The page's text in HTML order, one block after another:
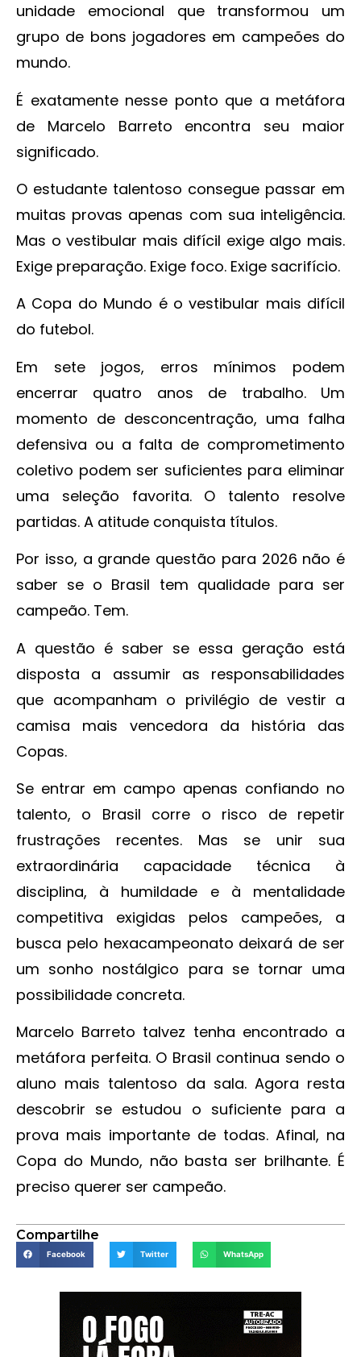
unidade emocional que transformou um
grupo de bons jogadores em campeões do
mundo.
É exatamente nesse ponto que a metáfora
de Marcelo Barreto encontra seu maior
significado.
O estudante talentoso consegue passar em
muitas provas apenas com sua inteligência.
Mas o vestibular mais difícil exige algo mais.
Exige preparação. Exige foco. Exige sacrifício.
A Copa do Mundo é o vestibular mais difícil
do futebol.
Em sete jogos, erros mínimos podem
encerrar quatro anos de trabalho. Um
momento de desconcentração, uma falha
defensiva ou a falta de comprometimento
coletivo podem ser suficientes para eliminar
uma seleção favorita. O talento resolve
partidas. A atitude conquista títulos.
Por isso, a grande questão para 2026 não é
saber se o Brasil tem qualidade para ser
campeão. Tem.
A questão é saber se essa geração está
disposta a assumir as responsabilidades
que acompanham o privilégio de vestir a
camisa mais vencedora da história das
Copas.
Se entrar em campo apenas confiando no
talento, o Brasil corre o risco de repetir
frustrações recentes. Mas se unir sua
extraordinária capacidade técnica à
disciplina, à humildade e à mentalidade
competitiva exigidas pelos campeões, a
busca pelo hexacampeonato deixará de ser
um sonho nostálgico para se tornar uma
possibilidade concreta.
Marcelo Barreto talvez tenha encontrado a
metáfora perfeita. O Brasil continua sendo o
aluno mais talentoso da sala. Agora resta
descobrir se estudou o suficiente para a
prova mais importante de todas. Afinal, na
Copa do Mundo, não basta ser brilhante. É
preciso querer ser campeão.
Compartilhe
Facebook Twitter WhatsApp